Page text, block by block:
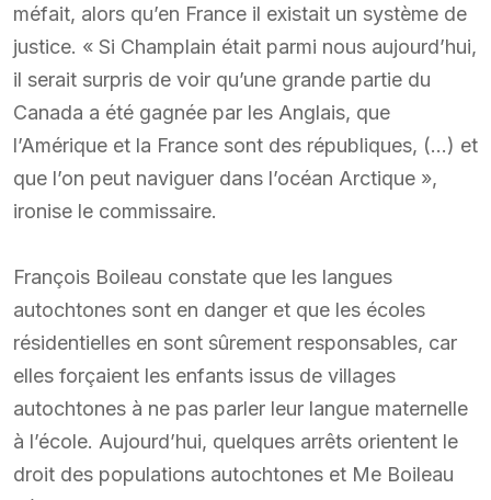
méfait, alors qu’en France il existait un système de
justice. « Si Champlain était parmi nous aujourd’hui,
il serait surpris de voir qu’une grande partie du
Canada a été gagnée par les Anglais, que
l’Amérique et la France sont des républiques, (…) et
que l’on peut naviguer dans l’océan Arctique »,
ironise le commissaire.
François Boileau constate que les langues
autochtones sont en danger et que les écoles
résidentielles en sont sûrement responsables, car
elles forçaient les enfants issus de villages
autochtones à ne pas parler leur langue maternelle
à l’école. Aujourd’hui, quelques arrêts orientent le
droit des populations autochtones et Me Boileau